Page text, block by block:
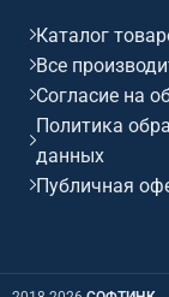
Каталог
Все
Согласие на
Политика
данных
Публичная